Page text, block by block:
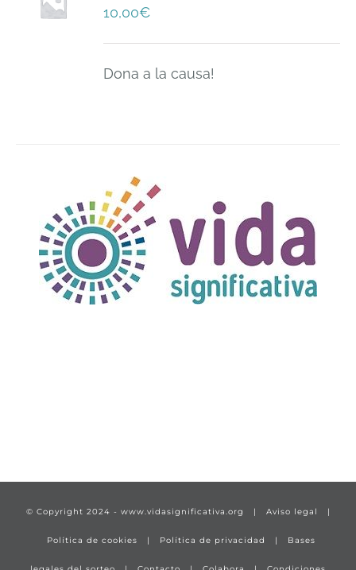
CARRITO
10,00€
Dona a la causa!
© Copyright 2024 - www.vidasignificativa.org | Aviso legal |
Política de cookies | Política de privacidad | Bases